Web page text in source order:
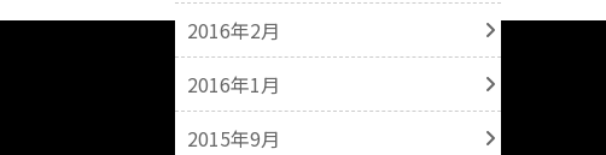
2016年2月
2016年1月
2015年9月